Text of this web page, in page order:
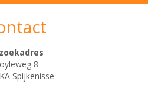
8
Spijkenisse